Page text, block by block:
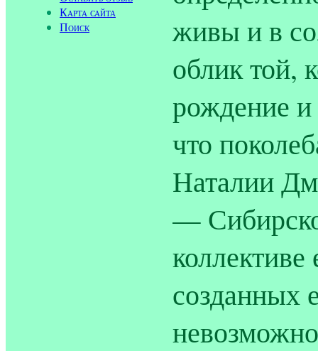
Карта сайта
Поиск
живы и в
облик той,
рождение
что
Наталии
—
коллективе